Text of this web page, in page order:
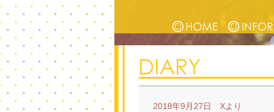
2018年9月27日 Xより